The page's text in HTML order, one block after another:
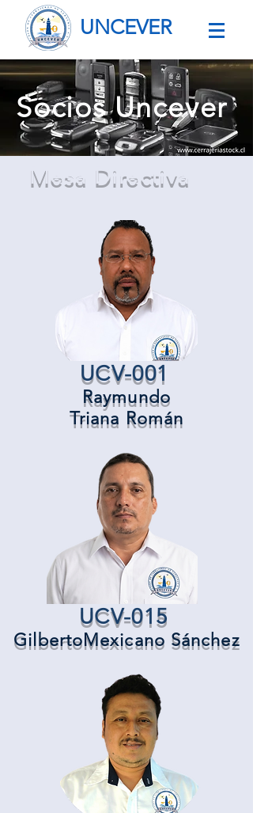
UNCEVER
Socios Uncever
Mesa Directiva
UCV-001
Raymundo
Triana Román
UCV-015
GilbertoMexicano Sánchez